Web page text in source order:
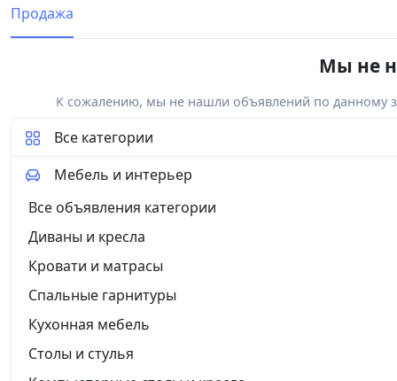
Продажа
Мы не
К сожалению, мы не нашли объявлений по данному
Все категории
Мебель и интерьер
Все объявления категории
Диваны и кресла
Кровати и матрасы
Спальные гарнитуры
Кухонная мебель
Столы и стулья